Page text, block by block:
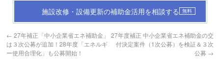
施設改修・設備更新の補助金活用を相談する 無料
← 27年補正「中小企業省エネ補助金」
は３次公募が追加！28年度「エネルギ
ー使用合理化」も公募開始！
27年度補正 中小企業省エネ補助金の交
付決定案件（1次公募）を検証＆３次
公募 →